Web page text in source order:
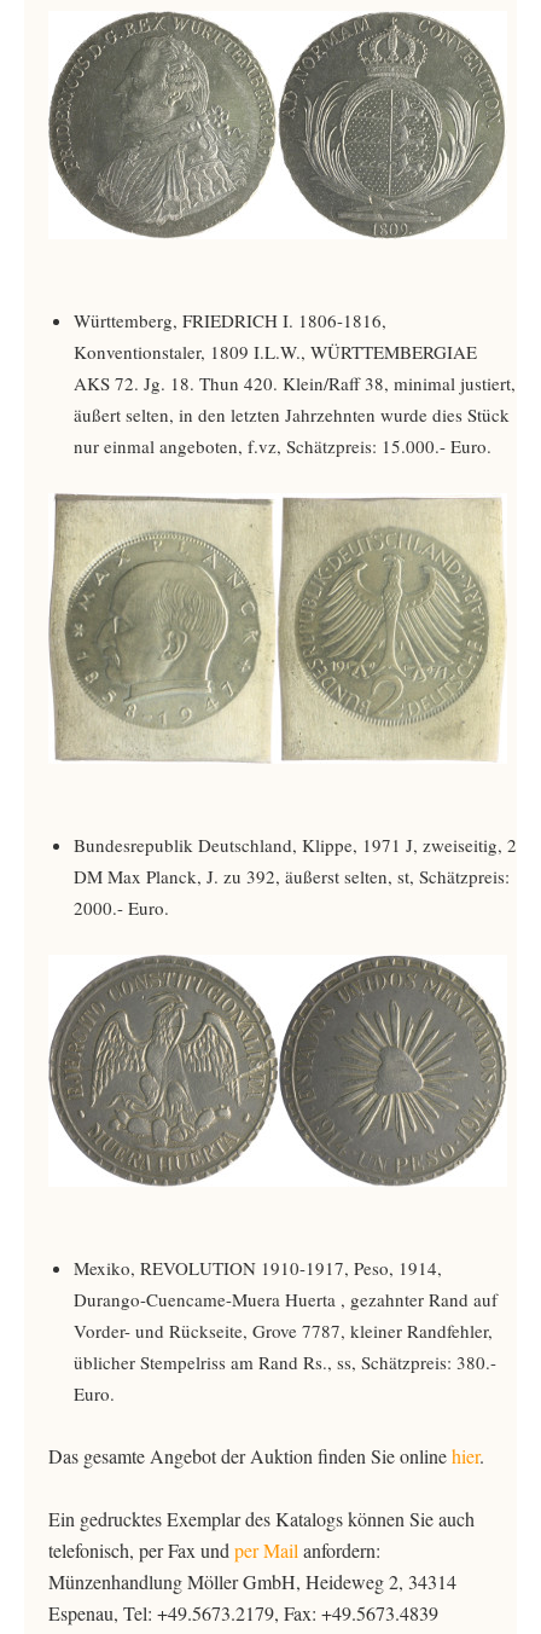
Württemberg, FRIEDRICH I. 1806-1816,
Konventionstaler, 1809 I.L.W., WÜRTTEMBERGIAE
AKS 72. Jg. 18. Thun 420. Klein/Raff 38, minimal justiert,
äußert selten, in den letzten Jahrzehnten wurde dies Stück
nur einmal angeboten, f.vz, Schätzpreis: 15.000.- Euro.
Bundesrepublik Deutschland, Klippe, 1971 J, zweiseitig, 2
DM Max Planck, J. zu 392, äußerst selten, st, Schätzpreis:
2000.- Euro.
Mexiko, REVOLUTION 1910-1917, Peso, 1914,
Durango-Cuencame-Muera Huerta , gezahnter Rand auf
Vorder- und Rückseite, Grove 7787, kleiner Randfehler,
üblicher Stempelriss am Rand Rs., ss, Schätzpreis: 380.-
Euro.
Das gesamte Angebot der Auktion finden Sie onlinehier.
Ein gedrucktes Exemplar des Katalogs können Sie auch
telefonisch, per Fax und per Mail anfordern:
Münzenhandlung Möller GmbH, Heideweg 2, 34314
Espenau, Tel: +49.5673.2179, Fax: +49.5673.4839